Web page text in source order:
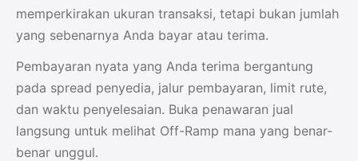
memperkirakan ukuran transaksi, tetapi bukan jumlah
yang sebenarnya Anda bayar atau terima.
Pembayaran nyata yang Anda terima bergantung
pada spread penyedia, jalur pembayaran, limit rute,
dan waktu penyelesaian. Buka penawaran jual
langsung untuk melihat Off-Ramp mana yang benar-
benar unggul.